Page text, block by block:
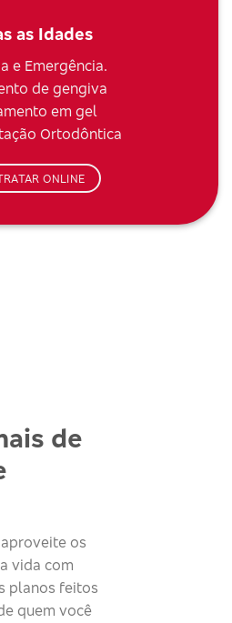
as Idades
e Emergência.
de gengiva
em gel
Ortodôntica
ONLINE
de
os
vida com
planos feitos
quem você